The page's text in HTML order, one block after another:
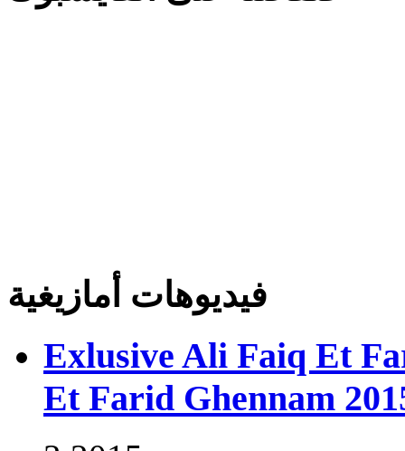
فيديوهات أمازيغية
Exlusive Ali Faiq Et
Et Farid Ghennam